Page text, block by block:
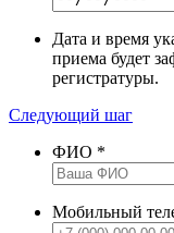
Дата и время
приема будет
регистратуры.
Следующий шаг
ФИО *
Мобильный